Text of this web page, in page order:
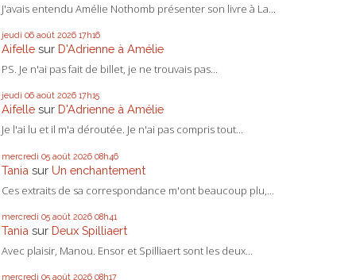
J'avais entendu Amélie Nothomb présenter son livre à La...
jeudi 06 août 2026 17h16
Aifelle sur D'Adrienne à Amélie
PS. Je n'ai pas fait de billet, je ne trouvais pas...
jeudi 06 août 2026 17h15
Aifelle sur D'Adrienne à Amélie
Je l'ai lu et il m'a déroutée. Je n'ai pas compris tout...
mercredi 05 août 2026 08h46
Tania sur Un enchantement
Ces extraits de sa correspondance m'ont beaucoup plu,...
mercredi 05 août 2026 08h41
Tania sur Deux Spilliaert
Avec plaisir, Manou. Ensor et Spilliaert sont les deux...
mercredi 05 août 2026 08h17